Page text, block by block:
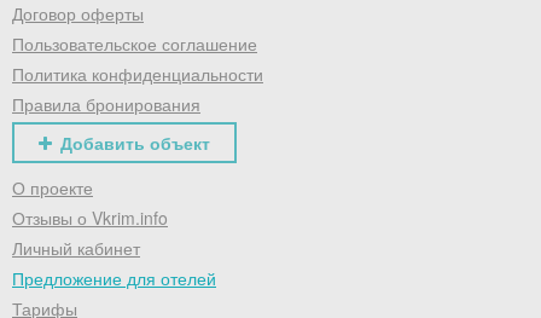
Договор оферты
Пользовательское соглашение
Политика конфиденциальности
Правила бронирования
Добавить объект
О проекте
Отзывы о Vkrim.info
Личный кабинет
Предложение для отелей
Тарифы